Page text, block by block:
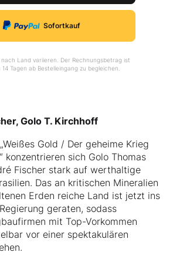
Sofortkauf
nach Land variieren. Der Rechnungsbetrag ist
Tagen ab Bestelleingang zu begleichen.
Golo T. Kirchhoff
Gold / Der geheime Krieg
konzentrieren sich Golo Thomas
Fischer stark auf werthaltige
Das an kritischen Mineralien
Erden reiche Land ist jetzt ins
geraten, sodass
mit Top-Vorkommen
vor einer spektakulären